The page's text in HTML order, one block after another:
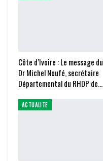
Côte d’Ivoire : Le message du
Dr Michel Noufé, secrétaire
Départemental du RHDP de…
ACTUALITE